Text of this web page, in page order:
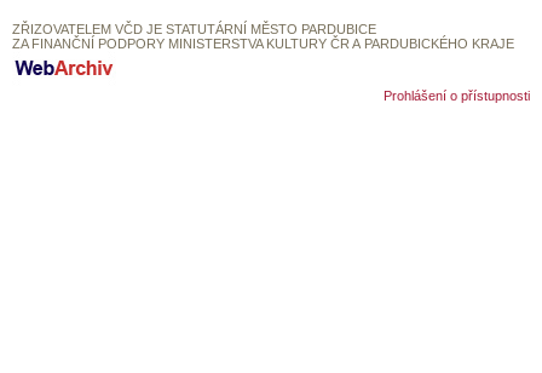
ZŘIZOVATELEM VČD JE STATUTÁRNÍ MĚSTO PARDUBICE
ZA FINANČNÍ PODPORY MINISTERSTVA KULTURY ČR A PARDUBICKÉHO KRAJE
Prohlášení o přístupnosti